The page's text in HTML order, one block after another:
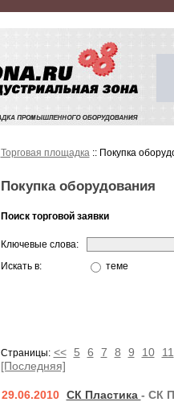
Торговая площадка:: Покупка
Покупка оборудования
Поиск торговой заявки
Ключевые слова:
Искать в:
теме
Страницы: << 5 6 7 8 9 10
11
[Последняя]
29.06.2010 СК Пластика - СК